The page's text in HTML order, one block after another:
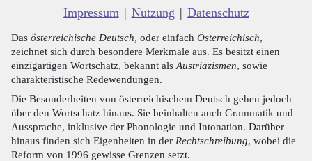
Impressum | Nutzung | Datenschutz
Das österreichische Deutsch, oder einfach Österreichisch,
zeichnet sich durch besondere Merkmale aus. Es besitzt einen
einzigartigen Wortschatz, bekannt als Austriazismen, sowie
charakteristische Redewendungen.
Die Besonderheiten von österreichischem Deutsch gehen jedoch
über den Wortschatz hinaus. Sie beinhalten auch Grammatik und
Aussprache, inklusive der Phonologie und Intonation. Darüber
hinaus finden sich Eigenheiten in der Rechtschreibung, wobei die
Reform von 1996 gewisse Grenzen setzt.